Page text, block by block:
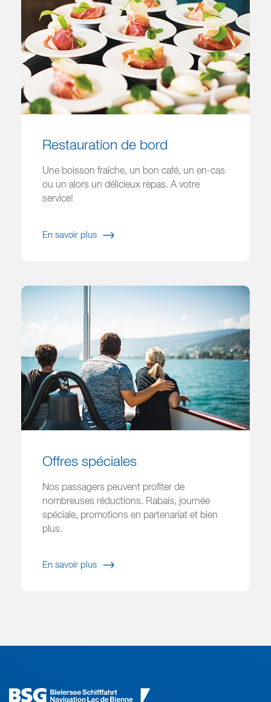
Restauration de bord
Une boisson fraîche, un bon café, un en-cas
ou un alors un délicieux repas. A votre
service!
En savoir plus
Offres spéciales
Nos passagers peuvent profiter de
nombreuses réductions. Rabais, journée
spéciale, promotions en partenariat et bien
plus.
En savoir plus